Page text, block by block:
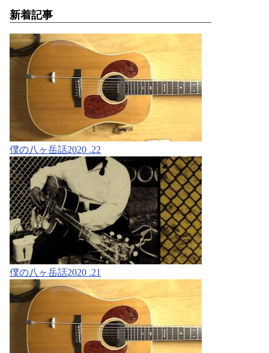
新着記事
僕の八ヶ岳話2020 .22
僕の八ヶ岳話2020 .21